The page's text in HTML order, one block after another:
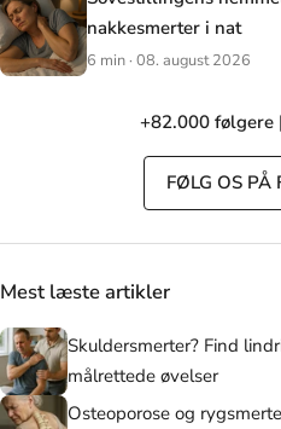
nakkesmerter i nat
6 min · 08. august 2026
+82.000 følgere
FØLG OS PÅ
Mest læste artikler
Skuldersmerter? Find
målrettede øvelser
Osteoporose og